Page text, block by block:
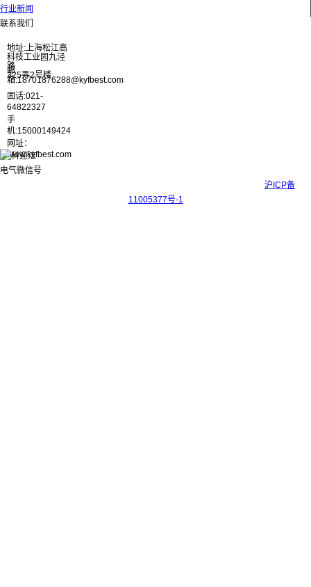
行业新闻
联系我们
地址:上海松江高
科技工业园九泾
路
325弄2号楼
邮
箱:18701876288@kyfbest.com
固话:021-
64822327
手
机:15000149424
网址：
www.kyfbest.com
沪ICP备
11005377号-1